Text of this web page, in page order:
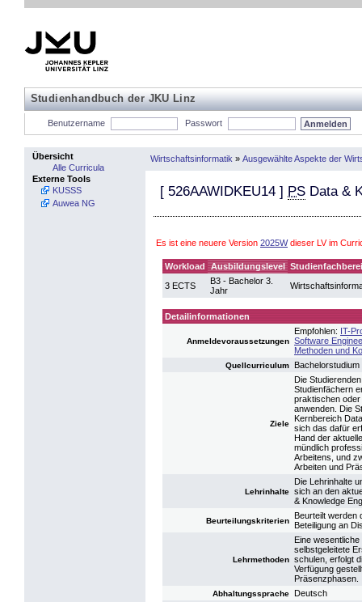
Studienhandbuch der JKU Linz
Benutzername Passwort
Übersicht
Alle Curricula
Externe Tools
KUSSS
Auwea NG
Wirtschaftsinformatik » Ausgewählte Aspekte der
[ 526AAWIDKEU14 ] PS Data &
Es ist eine neuere Version 2025Wdieser LV im
Workload Ausbildungslevel
3 ECTS
B3 - Bachelor 3.
Jahr
Detailinformationen
Anmeldevoraussetzungen
Empfohlen: IT-
Software
Methoden und
Quellcurriculum
Ziele
Die
Studienfächern
praktischen
anwenden. Die
Kernbereich
sich das dafür
Hand der
mündlich
Arbeitens, und
Arbeiten und
Lehrinhalte
Die Lehrinhalte
sich an den
& Knowledge
Beurteilungskriterien
Beurteilt werden
Beteiligung an
Lehrmethoden
Eine
selbstgeleitete
schulen, erfolgt
Verfügung
Präsenzphasen.
Abhaltungssprache Deutsch